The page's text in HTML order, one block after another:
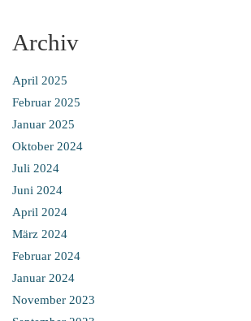
Archiv
April 2025
Februar 2025
Januar 2025
Oktober 2024
Juli 2024
Juni 2024
April 2024
März 2024
Februar 2024
Januar 2024
November 2023